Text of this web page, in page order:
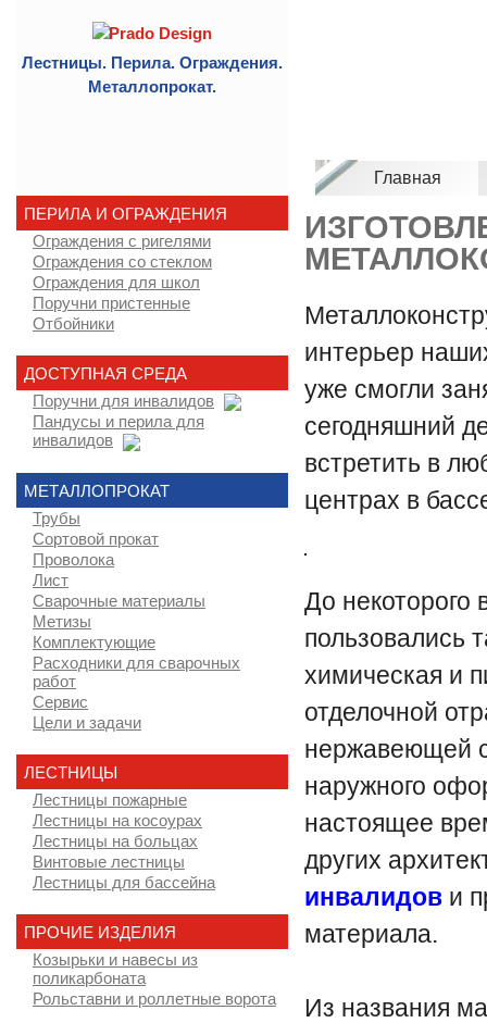
Лестницы. Перила. Ограждения.
Металлопрокат.
Главная
ПЕРИЛА И ОГРАЖДЕНИЯ
Ограждения с ригелями
Ограждения со стеклом
Ограждения для школ
Поручни пристенные
Отбойники
ДОСТУПНАЯ СРЕДА
Поручни для инвалидов
Пандусы и перила для
инвалидов
МЕТАЛЛОПРОКАТ
Трубы
Сортовой прокат
Проволока
Лист
Сварочные материалы
Метизы
Комплектующие
Расходники для сварочных
работ
Сервис
Цели и задачи
ЛЕСТНИЦЫ
Лестницы пожарные
Лестницы на косоурах
Лестницы на больцах
Винтовые лестницы
Лестницы для бассейна
ПРОЧИЕ ИЗДЕЛИЯ
Козырьки и навесы из
поликарбоната
Рольставни и роллетные ворота
интерьер
уже смогли
сегодняшний
встретить в
центрах в
До
пользовались
химическая и
отделочной
нержавеющей
наружного
настоящее
других
инвалидов и
материала.
Из названия